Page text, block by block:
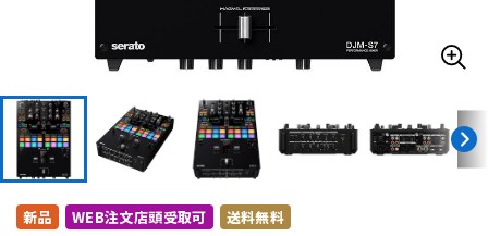
DJ機器 DTM
DTM オンライン納品 レコーディング機器
配信/ライブ機器
新品 WEB注文店頭受取可 送料無料